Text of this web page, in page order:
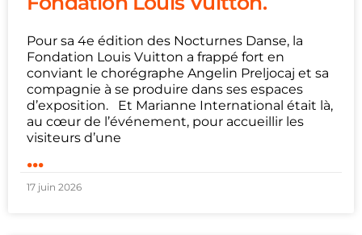
Pour sa 4e édition des Nocturnes Danse, la
Fondation Louis Vuitton a frappé fort en
conviant le chorégraphe Angelin Preljocaj et sa
compagnie à se produire dans ses espaces
d’exposition. Et Marianne International était là,
au cœur de l’événement, pour accueillir les
visiteurs d’une
...
17 juin 2026